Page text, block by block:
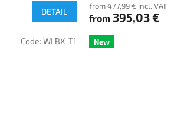
DETAIL
from 477,99 € incl. VAT
from395,03 €
Code:WLBX-T1 New